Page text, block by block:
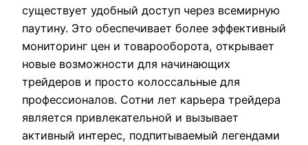
существует удобный доступ через всемирную
паутину. Это обеспечивает более эффективный
мониторинг цен и товарооборота, открывает
новые возможности для начинающих
трейдеров и просто колоссальные для
профессионалов. Сотни лет карьера трейдера
является привлекательной и вызывает
активный интерес, подпитываемый легендами